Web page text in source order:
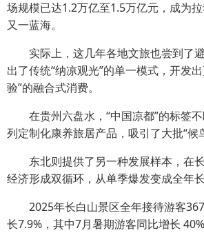
场规模已达1.2万亿至1.5万亿元，成为
又一蓝海。
实际上，这几年各地文旅也尝到了
出了传统“纳凉观光”的单一模式，开发
验”的融合式消费。
在贵州六盘水，“中国凉都”的标签不
列定制化康养旅居产品，吸引了大批“候
东北则提供了另一种发展样本，在
经济形成双循环，从单季爆发变成全年长
2025年长白山景区全年接待游客
长7.9%，其中7月暑期游客同比增长 40%